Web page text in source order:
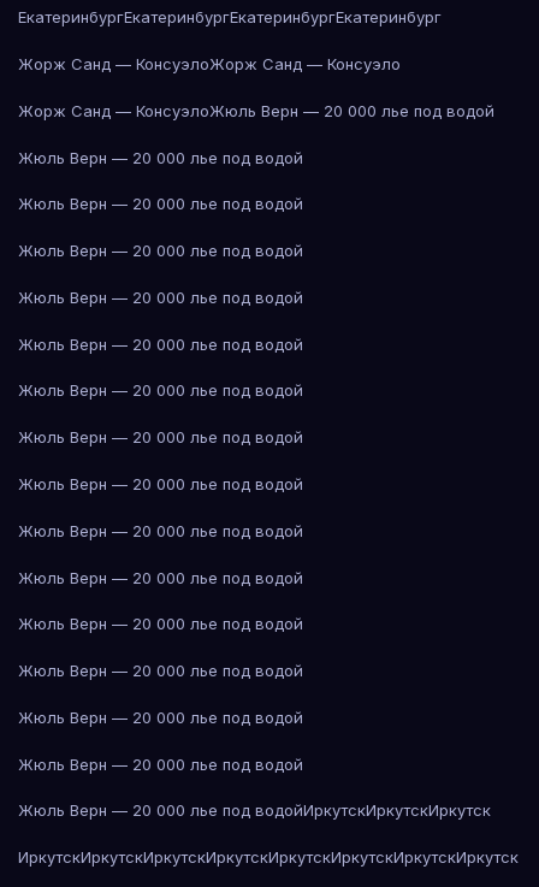
ЕкатеринбургЕкатеринбургЕкатеринбургЕкатеринбург
Жорж Санд — КонсуэлоЖорж Санд — Консуэло
Жорж Санд — КонсуэлоЖюль Верн — 20 000 лье под водой
Жюль Верн — 20 000 лье под водой
Жюль Верн — 20 000 лье под водой
Жюль Верн — 20 000 лье под водой
Жюль Верн — 20 000 лье под водой
Жюль Верн — 20 000 лье под водой
Жюль Верн — 20 000 лье под водой
Жюль Верн — 20 000 лье под водой
Жюль Верн — 20 000 лье под водой
Жюль Верн — 20 000 лье под водой
Жюль Верн — 20 000 лье под водой
Жюль Верн — 20 000 лье под водой
Жюль Верн — 20 000 лье под водой
Жюль Верн — 20 000 лье под водой
Жюль Верн — 20 000 лье под водой
Жюль Верн — 20 000 лье под водойИркутскИркутскИркутск
ИркутскИркутскИркутскИркутскИркутскИркутскИркутскИркутск